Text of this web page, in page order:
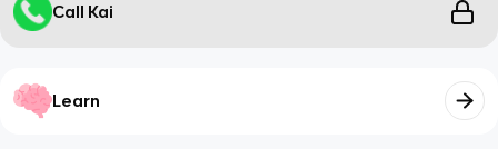
Call Kai
Learn